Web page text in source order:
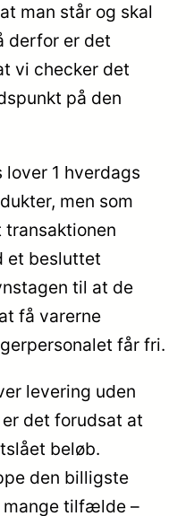
man står og skal
derfor er det
vi checker det
på den
1 hverdags
men som
et besluttet
til at de
få varerne
får fri.
levering uden
det forudsat at
beløb.
den billigste
mange tilfælde –